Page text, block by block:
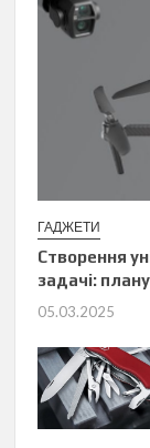
ГАДЖЕТИ
Створення
задачі:
05.03.2025